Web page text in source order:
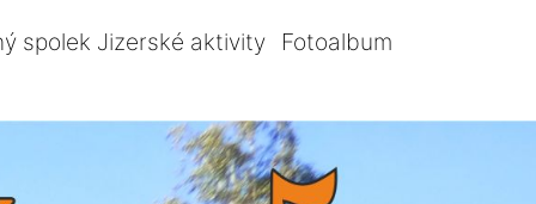
spolek Jizerské aktivity Fotoalbum